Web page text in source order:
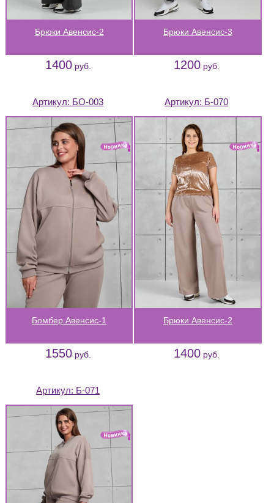
Брюки Авенсис-2
1400руб.
Брюки Авенсис-3
1200руб.
Артикул: БО-003
Бомбер Авенсис-1
1550руб.
Артикул: Б-070
Брюки Авенсис-2
1400руб.
Артикул: Б-071